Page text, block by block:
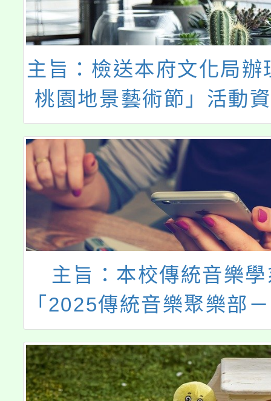
主旨：檢送本府文化局
桃園地景藝術節」活動
請鼓勵師生踴躍參觀，
主旨：本校傳統音樂
「2025傳統音樂聚樂部
迌」活動，歡迎貴校師
加，詳如說明，請